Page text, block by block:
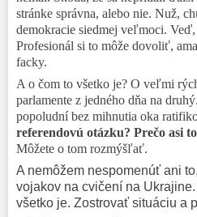
stránke správna, alebo nie. Nuž,
demokracie siedmej veľmoci.
Profesionál si to môže dovoliť,
facky.
A o čom to všetko je? O veľmi
parlamente z jedného dňa na
popoludní bez mihnutia oka
referendovú otázku? Prečo asi
Môžete o tom rozmýšľať.
A nemôžem nespomenúť ani
vojakov na cvičení na
všetko je. Zostrovať situáciu a